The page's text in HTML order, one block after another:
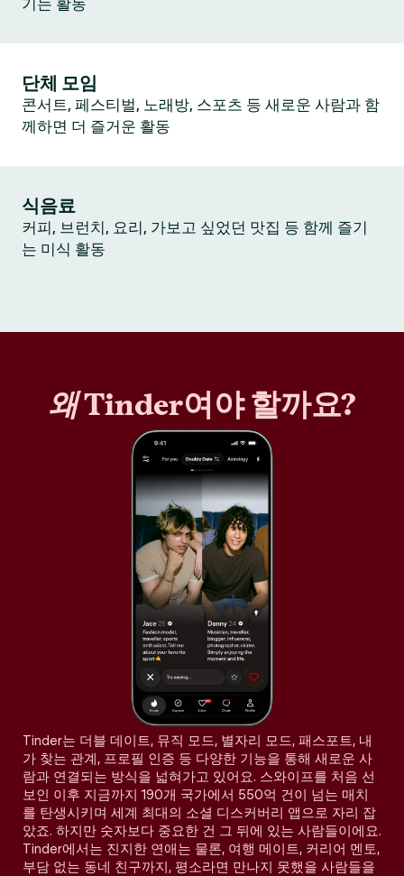
기는 활동
단체 모임
콘서트, 페스티벌, 노래방, 스포츠 등 새로운 사람과 함
께하면 더 즐거운 활동
식음료
커피, 브런치, 요리, 가보고 싶었던 맛집 등 함께 즐기
는 미식 활동
왜Tinder여야 할까요?
Tinder는 더블 데이트, 뮤직 모드, 별자리 모드, 패스포트, 내
가 찾는 관계, 프로필 인증 등 다양한 기능을 통해 새로운 사
람과 연결되는 방식을 넓혀가고 있어요. 스와이프를 처음 선
보인 이후 지금까지 190개 국가에서 550억 건이 넘는 매치
를 탄생시키며 세계 최대의 소셜 디스커버리 앱으로 자리 잡
았죠. 하지만 숫자보다 중요한 건 그 뒤에 있는 사람들이에요.
Tinder에서는 진지한 연애는 물론, 여행 메이트, 커리어 멘토,
부담 없는 동네 친구까지, 평소라면 만나지 못했을 사람들을